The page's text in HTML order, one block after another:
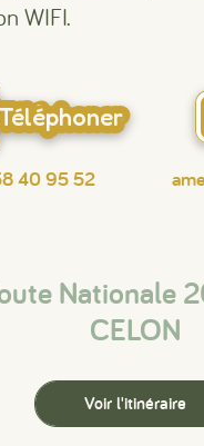
WIFI.
40 95 52
Nationale
CELON
Voir l'itinéraire